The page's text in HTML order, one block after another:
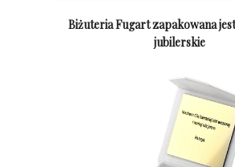
Biżuteria Fugart zapakowana
jubilerskie